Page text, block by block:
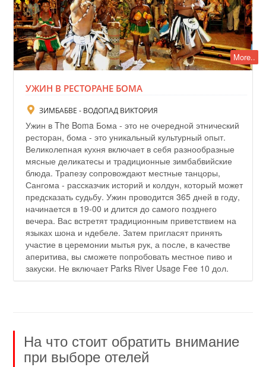
More..
УЖИН В РЕСТОРАНЕ БОМА
ЗИМБАБВЕ - ВОДОПАД ВИКТОРИЯ
Ужин в The Boma Бома - это не очередной этнический
ресторан, бома - это уникальный культурный опыт.
Великолепная кухня включает в себя разнообразные
мясные деликатесы и традиционные зимбабвийские
блюда. Трапезу сопровождают местные танцоры,
Сангома - рассказчик историй и колдун, который может
предсказать судьбу. Ужин проводится 365 дней в году,
начинается в 19-00 и длится до самого позднего
вечера. Вас встретят традиционным приветствием на
языках шона и ндебеле. Затем пригласят принять
участие в церемонии мытья рук, а после, в качестве
аперитива, вы сможете попробовать местное пиво и
закуски. Не включает Parks River Usage Fee 10 дол.
На что стоит обратить внимание
при выборе отелей